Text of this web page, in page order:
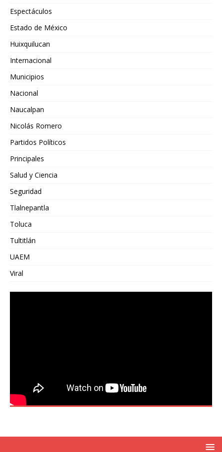
Espectáculos
Estado de México
Huixquilucan
Internacional
Municipios
Nacional
Naucalpan
Nicolás Romero
Partidos Políticos
Principales
Salud y Ciencia
Seguridad
Tlalnepantla
Toluca
Tultitlán
UAEM
Viral